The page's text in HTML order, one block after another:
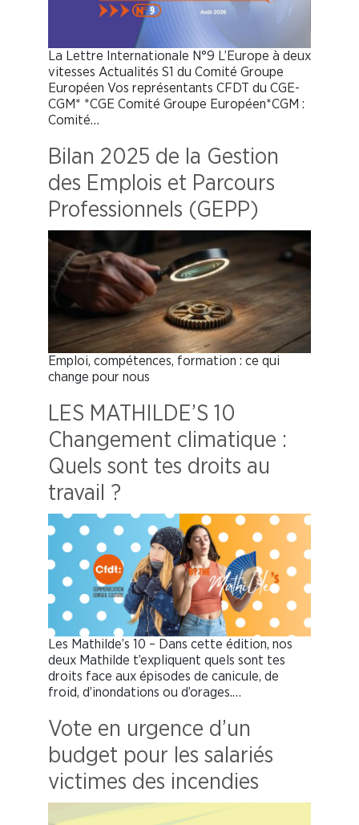
La Lettre Internationale N°9 L’Europe à deux
vitesses Actualités S1 du Comité Groupe
Européen Vos représentants CFDT du CGE-
CGM* *CGE Comité Groupe Européen*CGM :
Comité…
Bilan 2025 de la Gestion
des Emplois et Parcours
Professionnels (GEPP)
Emploi, compétences, formation : ce qui
change pour nous
LES MATHILDE’S 10
Changement climatique :
Quels sont tes droits au
travail ?
Les Mathilde’s 10 – Dans cette édition, nos
deux Mathilde t’expliquent quels sont tes
droits face aux épisodes de canicule, de
froid, d’inondations ou d’orages.…
Vote en urgence d’un
budget pour les salariés
victimes des incendies